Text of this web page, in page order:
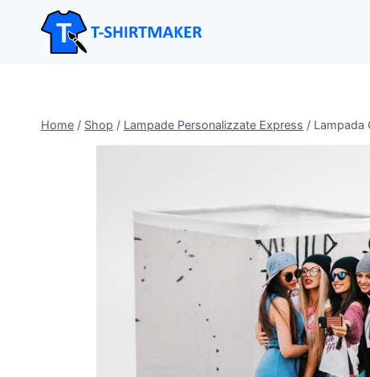
contenuto
Home / Shop / Lampade Personalizzate Express / Lampada